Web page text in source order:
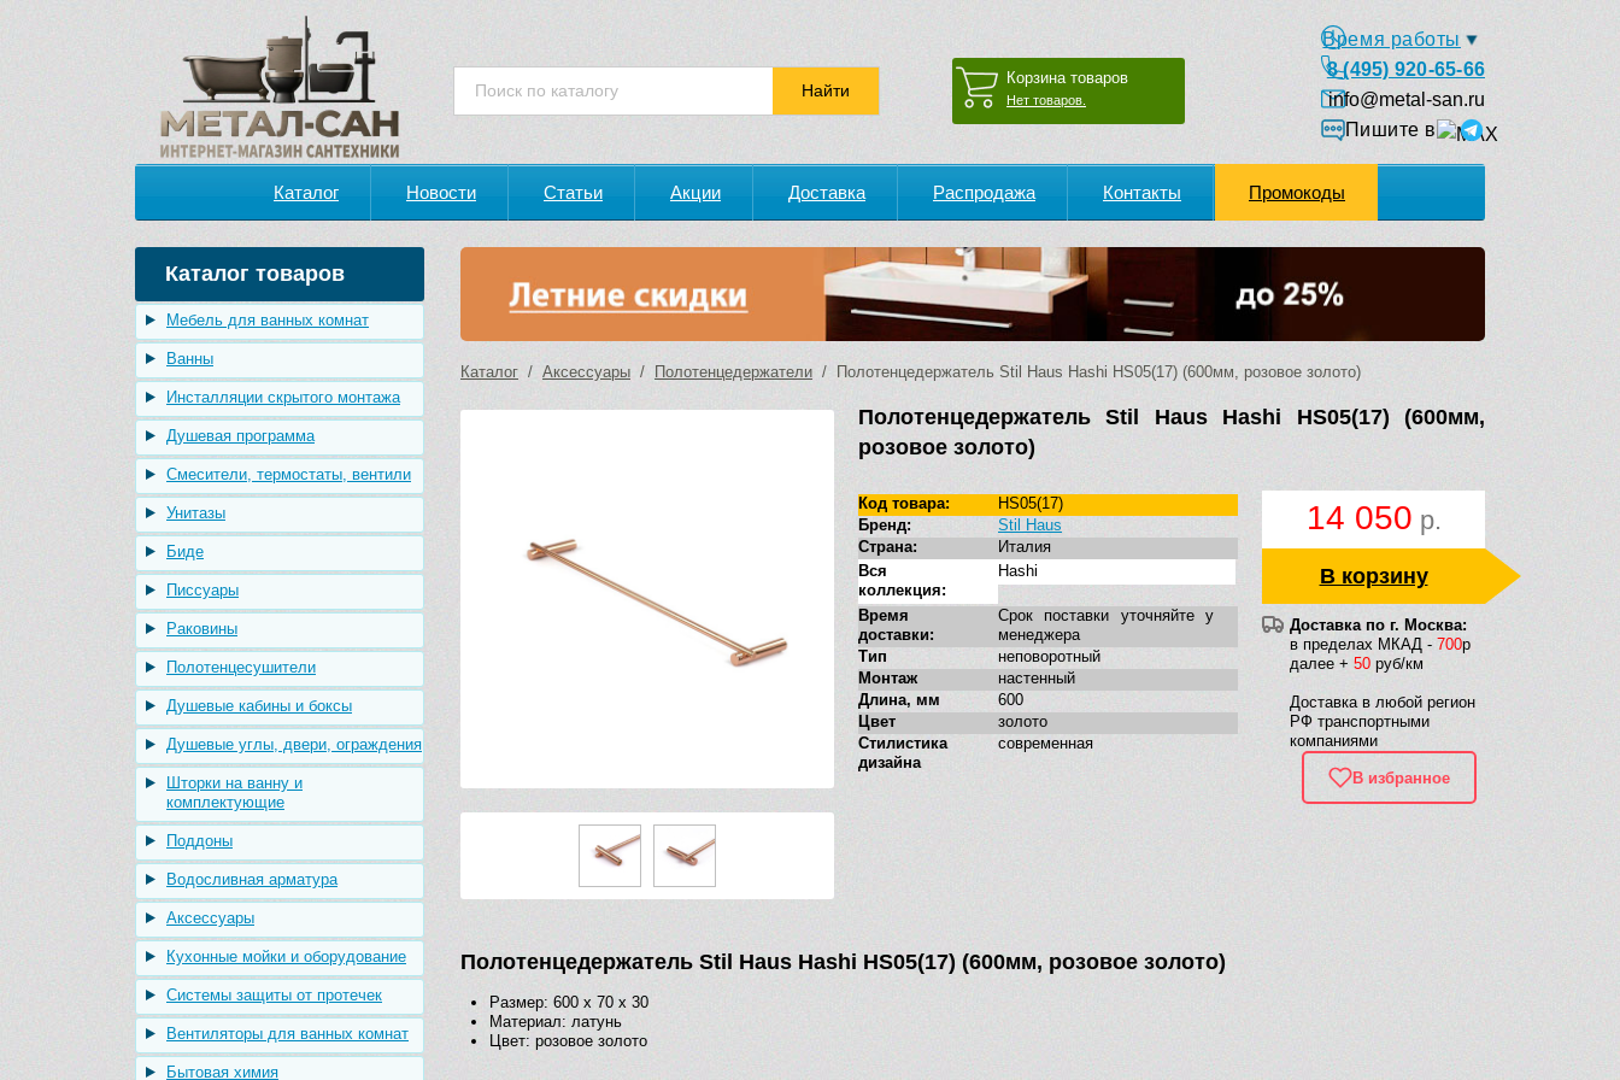
Корзина товаров
Нет товаров.
Время работы
8 (495) 920-65-66
info@metal-san.ru
Пишите в
Каталог Новости Статьи Акции Доставка Распродажа Контакты Промокоды
Каталог товаров
Мебель для ванных комнат
Ванны
Инсталляции скрытого монтажа
Душевая программа
Смесители, термостаты, вентили
Унитазы
Биде
Писсуары
Раковины
Полотенцесушители
Душевые кабины и боксы
Душевые углы, двери, ограждения
Шторки на ванну и
комплектующие
Поддоны
Водосливная арматура
Аксессуары
Кухонные мойки и оборудование
Системы защиты от протечек
Вентиляторы для ванных комнат
Бытовая химия
Каталог / Аксессуары / Полотенцедержатели / Полотенцедержатель Stil Haus Hashi HS05(17) (600мм, розовое золото)
Полотенцедержатель Stil Haus Hashi HS05(17) (600мм,
розовое золото)
14 050 р.
В корзину
Доставка по г. Москва:
в пределах МКАД - 700р
далее + 50 руб/км
Доставка в любой регион
РФ транспортными
компаниями
В избранное
Код товара:
HS05(17)
Бренд:
Stil Haus
Страна:
Италия
Вся
коллекция:
Hashi
Время
доставки:
Срок поставки уточняйте у
менеджера
Тип
неповоротный
Монтаж
настенный
Длина, мм
600
Цвет
золото
Стилистика
дизайна
современная
Полотенцедержатель Stil Haus Hashi HS05(17) (600мм, розовое золото)
Размер: 600 х 70 х 30
Материал: латунь
Цвет: розовое золото